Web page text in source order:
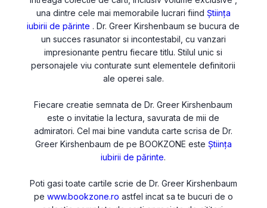
una dintre cele mai memorabile lucrari fiind Știința
iubirii de părinte . Dr. Greer Kirshenbaum se bucura de
un succes rasunator si incontestabil, cu vanzari
impresionante pentru fiecare titlu. Stilul unic si
personajele viu conturate sunt elementele definitorii
ale operei sale.
Fiecare creatie semnata de Dr. Greer Kirshenbaum
este o invitatie la lectura, savurata de mii de
admiratori. Cel mai bine vanduta carte scrisa de Dr.
Greer Kirshenbaum de pe BOOKZONE este Știința
iubirii de părinte.
Poti gasi toate cartile scrie de Dr. Greer Kirshenbaum
pe www.bookzone.ro astfel incat sa te bucuri de o